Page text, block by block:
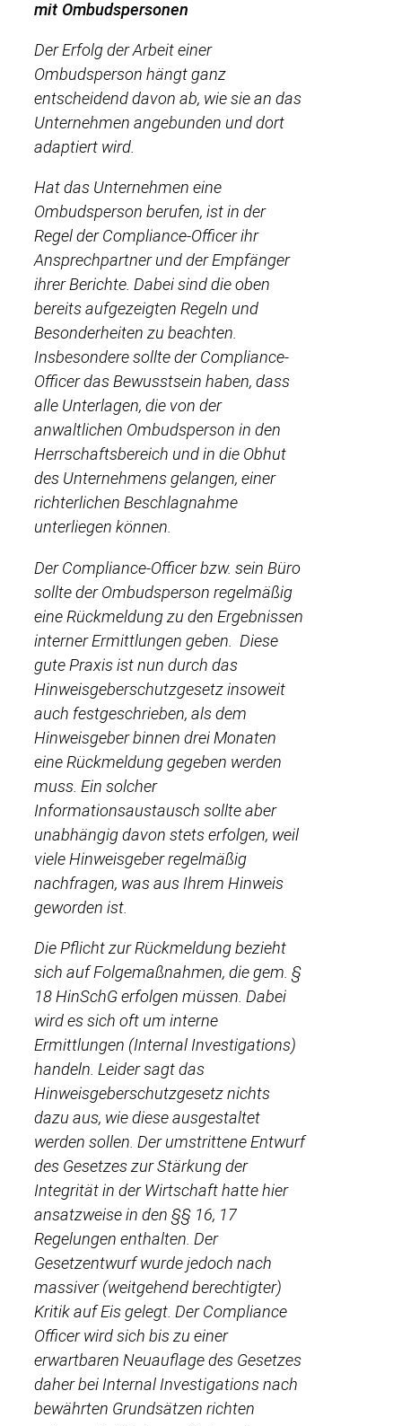
mit Ombudspersonen
Der Erfolg der Arbeit einer
Ombudsperson hängt ganz
entscheidend davon ab, wie sie an das
Unternehmen angebunden und dort
adaptiert wird.
Hat das Unternehmen eine
Ombudsperson berufen, ist in der
Regel der Compliance-Officer ihr
Ansprechpartner und der Empfänger
ihrer Berichte. Dabei sind die oben
bereits aufgezeigten Regeln und
Besonderheiten zu beachten.
Insbesondere sollte der Compliance-
Officer das Bewusstsein haben, dass
alle Unterlagen, die von der
anwaltlichen Ombudsperson in den
Herrschaftsbereich und in die Obhut
des Unternehmens gelangen, einer
richterlichen Beschlagnahme
unterliegen können.
Der Compliance-Officer bzw. sein Büro
sollte der Ombudsperson regelmäßig
eine Rückmeldung zu den Ergebnissen
interner Ermittlungen geben. Diese
gute Praxis ist nun durch das
Hinweisgeberschutzgesetz insoweit
auch festgeschrieben, als dem
Hinweisgeber binnen drei Monaten
eine Rückmeldung gegeben werden
muss. Ein solcher
Informationsaustausch sollte aber
unabhängig davon stets erfolgen, weil
viele Hinweisgeber regelmäßig
nachfragen, was aus Ihrem Hinweis
geworden ist.
Die Pflicht zur Rückmeldung bezieht
sich auf Folgemaßnahmen, die gem. §
18 HinSchG erfolgen müssen. Dabei
wird es sich oft um interne
Ermittlungen (Internal Investigations)
handeln. Leider sagt das
Hinweisgeberschutzgesetz nichts
dazu aus, wie diese ausgestaltet
werden sollen. Der umstrittene Entwurf
des Gesetzes zur Stärkung der
Integrität in der Wirtschaft hatte hier
ansatzweise in den §§ 16, 17
Regelungen enthalten. Der
Gesetzentwurf wurde jedoch nach
massiver (weitgehend berechtigter)
Kritik auf Eis gelegt. Der Compliance
Officer wird sich bis zu einer
erwartbaren Neuauflage des Gesetzes
daher bei Internal Investigations nach
bewährten Grundsätzen richten